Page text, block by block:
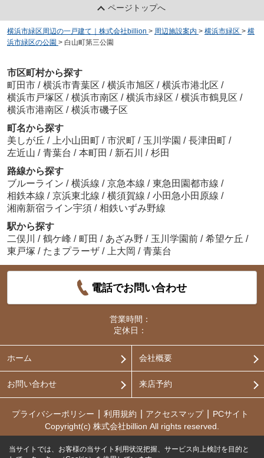
ページトップへ
横浜市緑区周辺の一戸建て｜株式会社billion > 周辺施設案内 > 横浜市緑区 > 横
浜市緑区の公園 > 白山町第三公園
市区町村から探す
町田市 / 横浜市青葉区 / 横浜市旭区 / 横浜市港北区 /
横浜市戸塚区 / 横浜市南区 / 横浜市緑区 / 横浜市鶴見区 /
横浜市港南区 / 横浜市磯子区
町名から探す
美しが丘 / 上小山田町 / 市沢町 / 玉川学園 / 長津田町 /
左近山 / 青葉台 / 本町田 / 新石川 / 杉田
路線から探す
ブルーライン / 横浜線 / 京急本線 / 東急田園都市線 /
相鉄本線 / 京浜東北線 / 横須賀線 / 小田急小田原線 /
湘南新宿ライン宇須 / 相鉄いずみ野線
駅から探す
二俣川
/ 鶴ケ峰 / 町田 / あざみ野 / 玉川学園前 / 希望ケ丘 /
東戸塚 / たまプラーザ / 上大岡 / 青葉台
電話でお問い合わせ
営業時間：
定休日：
ホーム 会社概要
お問い合わせ 来店予約
プライバシーポリシー 利用規約 アクセスマップ
PCサイト
Copyright(c) 株式会社billion All rights reserved.
当サイトでは、お客様の当サイト利用状況把握、サービス向上検討を目的と